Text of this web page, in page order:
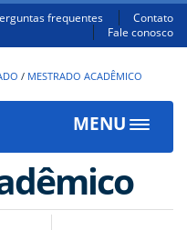
frequentes
Contato
Fale conosco
/ MESTRADO ACADÊMICO
MENU
Toggle